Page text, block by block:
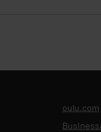
oulu.com